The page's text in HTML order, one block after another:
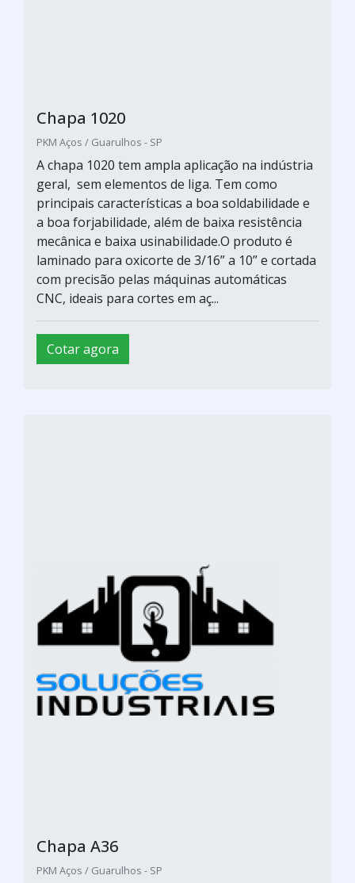
Chapa 1020
PKM Aços / Guarulhos - SP
A chapa 1020 tem ampla aplicação na indústria
geral, sem elementos de liga. Tem como
principais características a boa soldabilidade e
a boa forjabilidade, além de baixa resistência
mecânica e baixa usinabilidade.O produto é
laminado para oxicorte de 3/16” a 10” e cortada
com precisão pelas máquinas automáticas
CNC, ideais para cortes em aç...
Cotar agora
Chapa A36
PKM Aços / Guarulhos - SP